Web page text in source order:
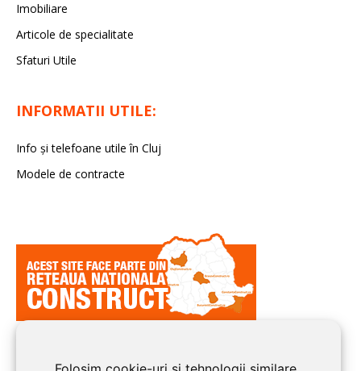
Imobiliare
Articole de specialitate
Sfaturi Utile
INFORMATII UTILE:
Info și telefoane utile în Cluj
Modele de contracte